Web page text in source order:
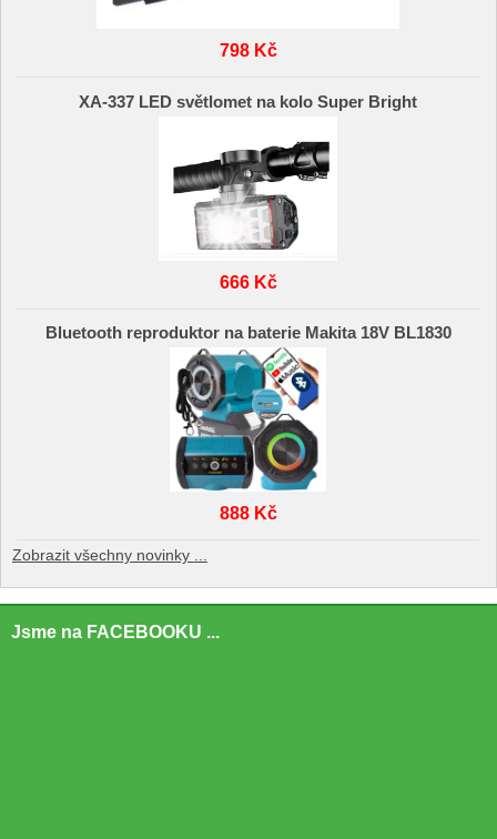
798 Kč
XA-337 LED světlomet na kolo Super Bright
666 Kč
Bluetooth reproduktor na baterie Makita 18V BL1830
888 Kč
Zobrazit všechny novinky ...
Jsme na FACEBOOKU ...